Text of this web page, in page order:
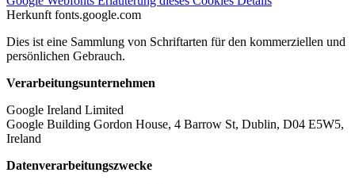
Herkunft fonts.google.com
Dies ist eine Sammlung von Schriftarten für den kommerziellen und
persönlichen Gebrauch.
Verarbeitungsunternehmen
Google Ireland Limited
Google Building Gordon House, 4 Barrow St, Dublin, D04 E5W5,
Ireland
Datenverarbeitungszwecke